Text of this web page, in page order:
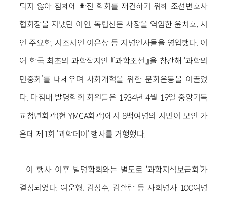
되지 않아 침체에 빠진 학회를 재건하기 위해 조선변호사
협회장을 지냈던 이인, 독립신문 사장을 역임한 윤치호, 시
인 주요한, 시조시인 이은상 등 저명인사들을 영입했다. 이
어 한국 최초의 과학잡지인 『과학조선』을 창간해 ‘과학의
민중화’를 내세우며 사회개혁을 위한 문화운동을 이끌었
다. 마침내 발명학회 회원들은 1934년 4월 19일 중앙기독
교청년회관(현 YMCA회관)에서 8백여명의 시민이 모인 가
운데 제1회 ‘과학데이’ 행사를 거행했다.
이 행사 이후 발명학회와는 별도로 ‘과학지식보급회’가
결성되었다. 여운형, 김성수, 김활란 등 사회명사 100여명